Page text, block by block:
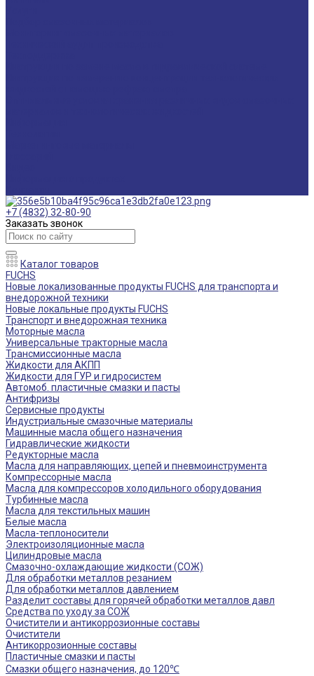
+7 (4832) 32-80-90
Заказать звонок
Каталог товаров
FUCHS
Новые локализованные продукты FUCHS для транспорта и
внедорожной техники
Новые локальные продукты FUCHS
Транспорт и внедорожная техника
Моторные масла
Универсальные тракторные масла
Трансмиссионные масла
Жидкости для АКПП
Жидкости для ГУР и гидросистем
Автомоб. пластичные смазки и пасты
Антифризы
Сервисные продукты
Индустриальные смазочные материалы
Машинные масла общего назначения
Гидравлические жидкости
Редукторные масла
Масла для направляющих, цепей и пневмоинструмента
Компрессорные масла
Масла для компрессоров холодильного оборудования
Турбинные масла
Масла для текстильных машин
Белые масла
Масла-теплоносители
Электроизоляционные масла
Цилиндровые масла
Смазочно-охлаждающие жидкости (СОЖ)
Для обработки металлов резанием
Для обработки металлов давлением
Разделит составы для горячей обработки металлов давл
Средства по уходу за СОЖ
Очистители и антикоррозионные составы
Очистители
Антикоррозионные составы
Пластичные смазки и пасты
Смазки общего назначения, до 120℃